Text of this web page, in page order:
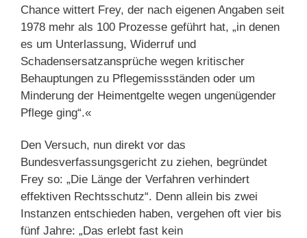
Chance wittert Frey, der nach eigenen Angaben seit
1978 mehr als 100 Prozesse geführt hat, „in denen
es um Unterlassung, Widerruf und
Schadensersatzansprüche wegen kritischer
Behauptungen zu Pflegemissständen oder um
Minderung der Heimentgelte wegen ungenügender
Pflege ging“.«
Den Versuch, nun direkt vor das
Bundesverfassungsgericht zu ziehen, begründet
Frey so: „Die Länge der Verfahren verhindert
effektiven Rechtsschutz“. Denn allein bis zwei
Instanzen entschieden haben, vergehen oft vier bis
fünf Jahre: „Das erlebt fast kein